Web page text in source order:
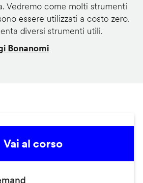
Vedremo come molti strumenti
essere utilizzati a costo zero.
diversi strumenti utili.
Bonanomi
Vai al corso